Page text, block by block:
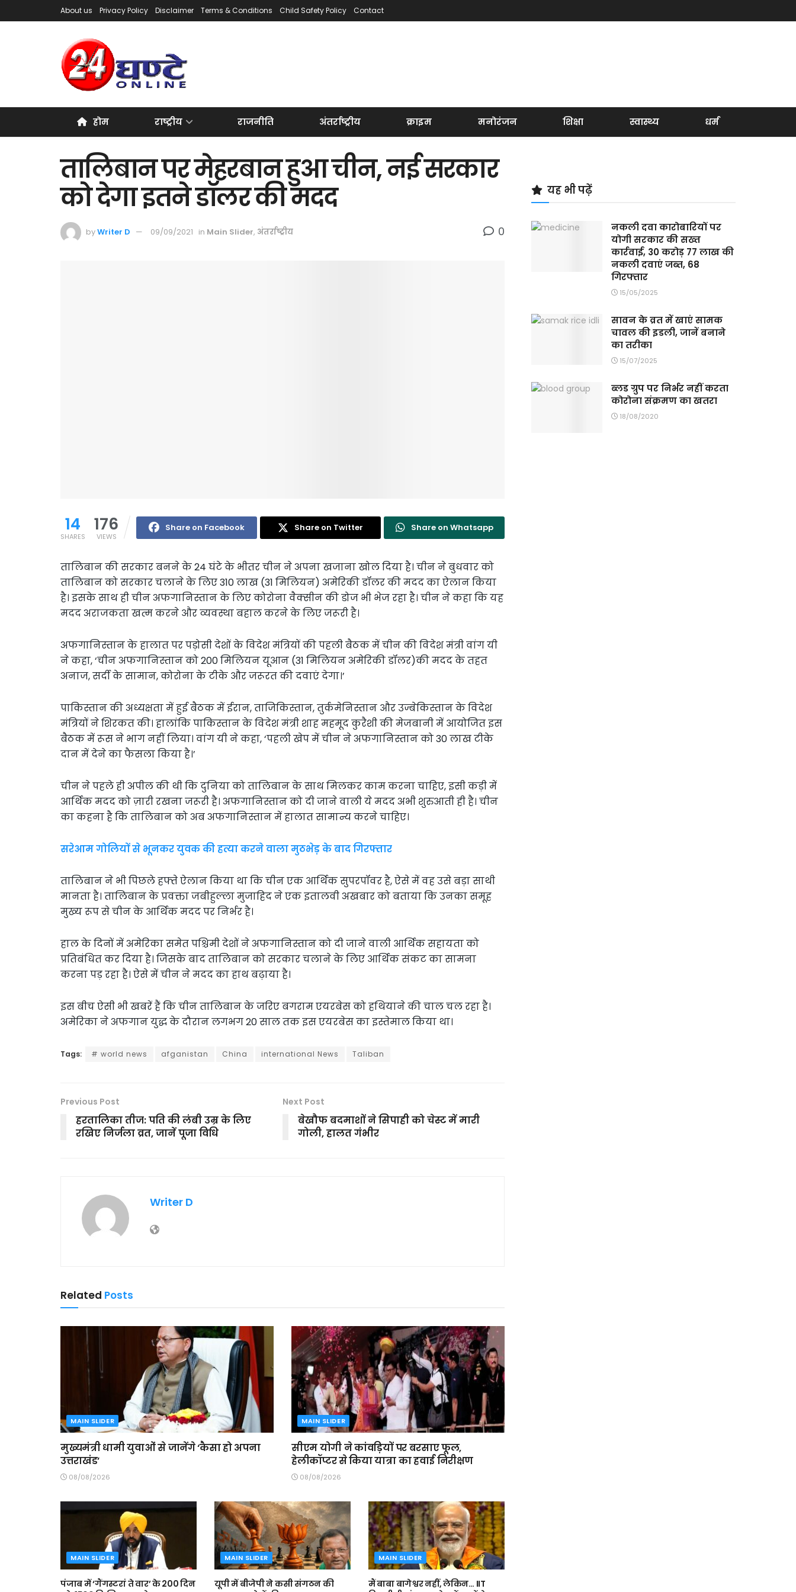
About us Privacy Policy Disclaimer Terms & Conditions Child Safety Policy Contact
होम राष्ट्रीय राजनीति अंतर्राष्ट्रीय क्राइम मनोरंजन शिक्षा स्वास्थ्य धर्म
तालिबान पर मेहरबान हुआ चीन, नई सरकार
को देगा इतने डॉलर की मदद
byWriter D 09/09/2021 in Main Slider, अंतर्राष्ट्रीय 0
14
SHARES
176
VIEWS
Share on Facebook Share on Twitter Share on Whatsapp
तालिबान की सरकार बनने के 24 घंटे के भीतर चीन ने अपना खजाना खोल दिया है। चीन ने बुधवार को
तालिबान को सरकार चलाने के लिए 310 लाख (31 मिलियन) अमेरिकी डॉलर की मदद का ऐलान किया
है। इसके साथ ही चीन अफगानिस्तान के लिए कोरोना वैक्सीन की डोज भी भेज रहा है। चीन ने कहा कि यह
मदद अराजकता खत्म करने और व्यवस्था बहाल करने के लिए जरूरी है।
अफगानिस्तान के हालात पर पड़ोसी देशों के विदेश मंत्रियों की पहली बैठक में चीन की विदेश मंत्री वांग यी
ने कहा, ‘चीन अफगानिस्तान को 200 मिलियन यूआन (31 मिलियन अमेरिकी डॉलर)की मदद के तहत
अनाज, सर्दी के सामान, कोरोना के टीके और जरूरत की दवाएं देगा।’
पाकिस्तान की अध्यक्षता में हुई बैठक में ईरान, ताजिकिस्तान, तुर्कमेनिस्तान और उज्बेकिस्तान के विदेश
मंत्रियों ने शिरकत की। हालांकि पाकिस्तान के विदेश मंत्री शाह महमूद कुरैशी की मेजबानी में आयोजित इस
बैठक में रूस ने भाग नहीं लिया। वांग यी ने कहा, ‘पहली खेप में चीन ने अफगानिस्तान को 30 लाख टीके
दान में देने का फैसला किया है।’
चीन ने पहले ही अपील की थी कि दुनिया को तालिबान के साथ मिलकर काम करना चाहिए, इसी कड़ी में
आर्थिक मदद को ज़ारी रखना जरूरी है। अफगानिस्तान को दी जाने वाली ये मदद अभी शुरुआती ही है। चीन
का कहना है कि तालिबान को अब अफगानिस्तान में हालात सामान्य करने चाहिए।
सरेआम गोलियों से भूनकर युवक की हत्या करने वाला मुठभेड़ के बाद गिरफ्तार
तालिबान ने भी पिछले हफ्ते ऐलान किया था कि चीन एक आर्थिक सुपरपॉवर है, ऐसे में वह उसे बड़ा साथी
मानता है। तालिबान के प्रवक्ता जबीहुल्ला मुजाहिद ने एक इतालवी अखबार को बताया कि उनका समूह
मुख्य रूप से चीन के आर्थिक मदद पर निर्भर है।
हाल के दिनों में अमेरिका समेत पश्चिमी देशों ने अफगानिस्तान को दी जाने वाली आर्थिक सहायता को
प्रतिबंधित कर दिया है। जिसके बाद तालिबान को सरकार चलाने के लिए आर्थिक संकट का सामना
करना पड़ रहा है। ऐसे में चीन ने मदद का हाथ बढ़ाया है।
इस बीच ऐसी भी खबरें हैं कि चीन तालिबान के जरिए बगराम एयरबेस को हथियाने की चाल चल रहा है।
अमेरिका ने अफगान युद्ध के दौरान लगभग 20 साल तक इस एयरबेस का इस्तेमाल किया था।
Tags: # world news afganistan China international News Taliban
Previous Post
हरतालिका तीज: पति की लंबी उम्र के लिए
रखिए निर्जला व्रत, जानें पूजा विधि
Next Post
बेखौफ बदमाशों ने सिपाही को चेस्ट में मारी
गोली, हालत गंभीर
Writer D
Related Posts
MAIN SLIDER
मुख्यमंत्री धामी युवाओं से जानेंगे ‘कैसा हो अपना
उत्तराखंड’
08/08/2026
MAIN SLIDER
सीएम योगी ने कांवड़ियों पर बरसाए फूल,
हेलीकॉप्टर से किया यात्रा का हवाई निरीक्षण
08/08/2026
MAIN SLIDER
पंजाब में ‘गैंगस्टरां ते वार’ के 200 दिन
MAIN SLIDER
यूपी में बीजेपी ने कसी संगठन की
MAIN SLIDER
मैं बाबा बागेश्वर नहीं, लेकिन… IIT
यह भी पढ़ें
नकली दवा कारोबारियों पर
योगी सरकार की सख्त
कार्रवाई, 30 करोड़ 77 लाख की
नकली दवाएं जब्त, 68
गिरफ्तार
15/05/2025
सावन के व्रत में खाएं सामक
चावल की इडली, जानें बनाने
का तरीका
15/07/2025
ब्लड ग्रुप पर निर्भर नहीं करता
कोरोना संक्रमण का खतरा
18/08/2020